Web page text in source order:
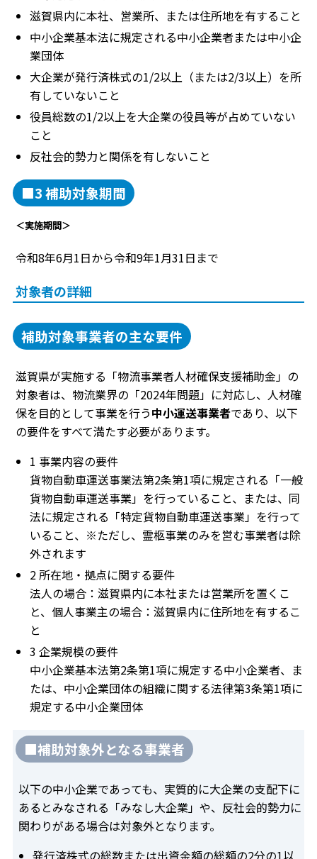
滋賀県内に本社、営業所、または住所地を有すること
中小企業基本法に規定される中小企業者または中小企
業団体
大企業が発行済株式の1/2以上（または2/3以上）を所
有していないこと
役員総数の1/2以上を大企業の役員等が占めていない
こと
反社会的勢力と関係を有しないこと
■3 補助対象期間
＜実施期間＞
令和8年6月1日から令和9年1月31日まで
対象者の詳細
補助対象事業者の主な要件
滋賀県が実施する「物流事業者人材確保支援補助金」の
対象者は、物流業界の「2024年問題」に対応し、人材確
保を目的として事業を行う中小運送事業者であり、以下
の要件をすべて満たす必要があります。
1 事業内容の要件
貨物自動車運送事業法第2条第1項に規定される「一般
貨物自動車運送事業」を行っていること、または、同
法に規定される「特定貨物自動車運送事業」を行って
いること、※ただし、霊柩事業のみを営む事業者は除
外されます
2 所在地・拠点に関する要件
法人の場合：滋賀県内に本社または営業所を置くこ
と、個人事業主の場合：滋賀県内に住所地を有するこ
と
3 企業規模の要件
中小企業基本法第2条第1項に規定する中小企業者、ま
たは、中小企業団体の組織に関する法律第3条第1項に
規定する中小企業団体
■補助対象外となる事業者
以下の中小企業であっても、実質的に大企業の支配下に
あるとみなされる「みなし大企業」や、反社会的勢力に
関わりがある場合は対象外となります。
発行済株式の総数または出資金額の総額の2分の1以